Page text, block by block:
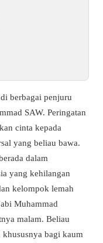
berbagai penjuru
SAW. Peringatan
cinta kepada
yang beliau bawa.
dalam
yang kehilangan
kelompok lemah
Muhammad
malam. Beliau
bagi kaum